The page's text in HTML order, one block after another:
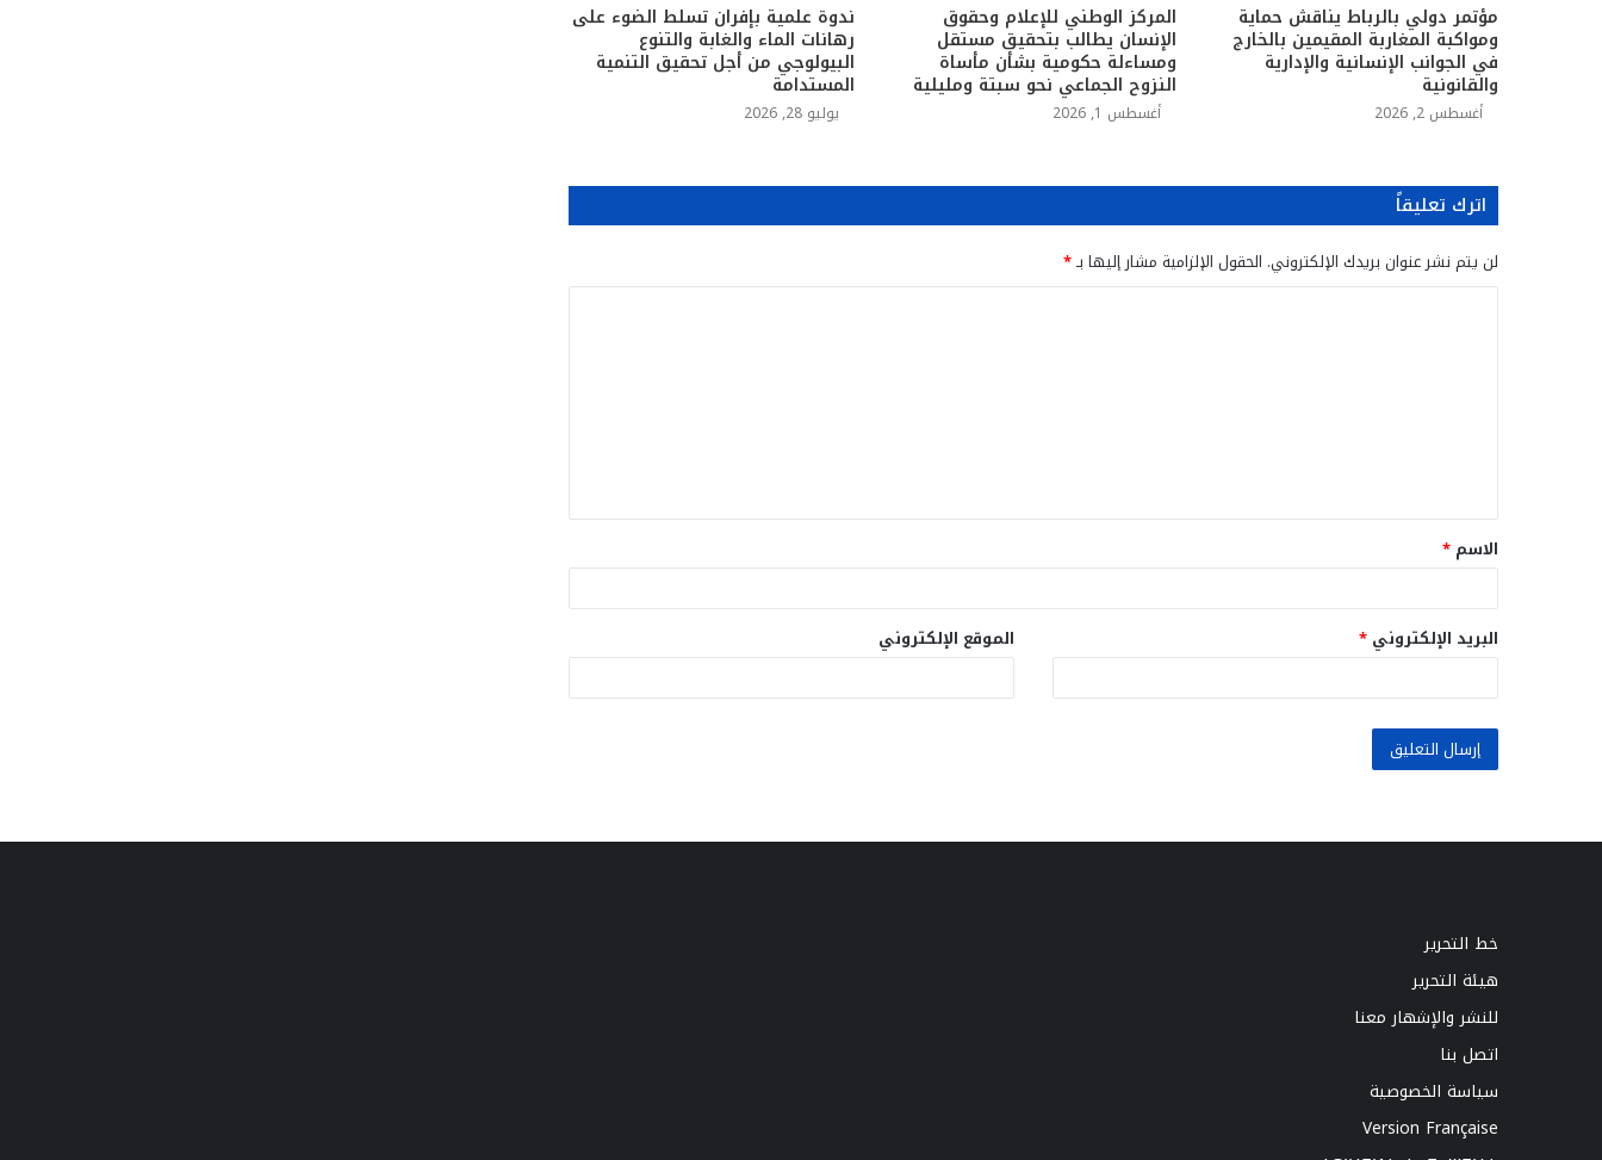
مؤتمر دولي بالرباط يناقش حماية
ومواكبة المغاربة المقيمين بالخارج
في الجوانب الإنسانية والإدارية
والقانونية
أغسطس 2, 2026
المركز الوطني للإعلام وحقوق
الإنسان يطالب بتحقيق مستقل
ومساءلة حكومية بشأن مأساة
النزوح الجماعي نحو سبتة ومليلية
أغسطس 1, 2026
ندوة علمية بإفران تسلط الضوء على
رهانات الماء والغابة والتنوع
البيولوجي من أجل تحقيق التنمية
المستدامة
يوليو 28, 2026
اترك تعليقاً
لن يتم نشر عنوان بريدك الإلكتروني. الحقول الإلزامية مشار إليها بـ*
ق
*
الاسم *
البريد الإلكتروني * الموقع الإلكتروني
خط التحرير
هيئة التحرير
للنشر والإشهار معنا
اتصل بنا
سياسة الخصوصية
Version Française